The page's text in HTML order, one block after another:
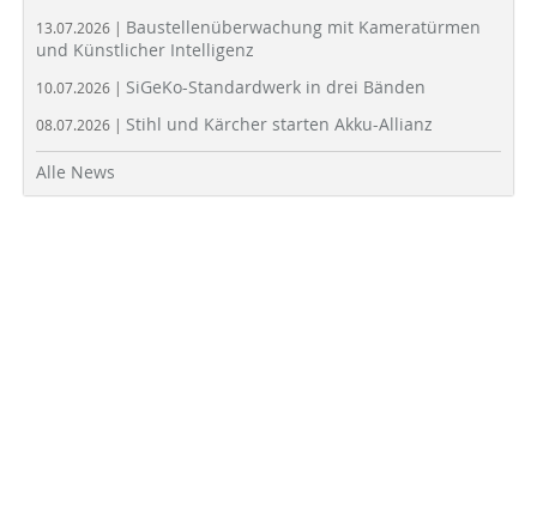
13.07.2026 | Baustellenüberwachung mit Kameratürmen
und Künstlicher Intelligenz
10.07.2026 | SiGeKo-Standardwerk in drei Bänden
08.07.2026 | Stihl und Kärcher starten Akku-Allianz
Alle News